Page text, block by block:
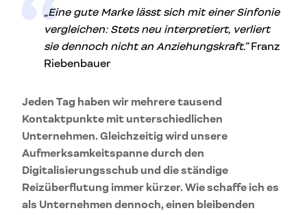
„Eine gute Marke lässt sich mit einer Sinfonie
vergleichen: Stets neu interpretiert, verliert
sie dennoch nicht an Anziehungskraft.“Franz
Riebenbauer
Jeden Tag haben wir mehrere tausend
Kontaktpunkte mit unterschiedlichen
Unternehmen. Gleichzeitig wird unsere
Aufmerksamkeitspanne durch den
Digitalisierungsschub und die ständige
Reizüberflutung immer kürzer. Wie schaffe ich es
als Unternehmen dennoch, einen bleibenden